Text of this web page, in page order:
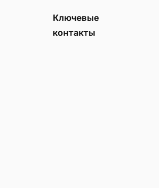
Ключевые
контакты